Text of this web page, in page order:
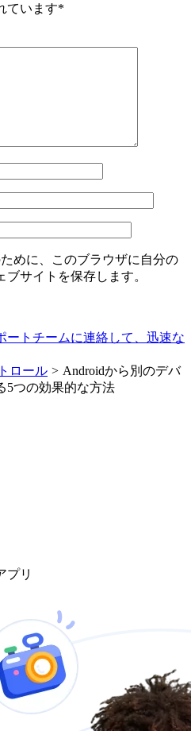
ています*
めに、このブラウザに自分の
サイトを保存します。
ートチームに連絡して、迅速な
ロール > Androidから別のデバ
5つの効果的な方法
プリ